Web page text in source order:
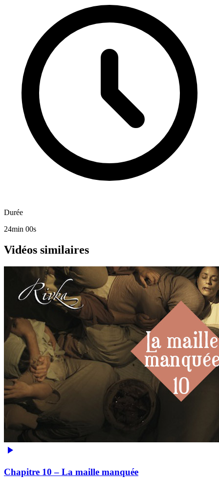
Durée
24min 00s
Vidéos similaires
Chapitre 10 – La maille manquée